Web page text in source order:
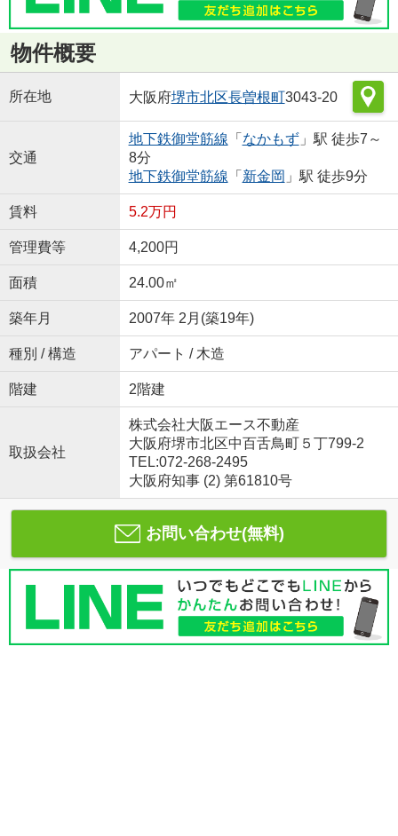
物件概要
所在地 大阪府堺市北区長曽根町3043-20
交通
地下鉄御堂筋線 「 なかもず」駅 徒歩7～
8分
地下鉄御堂筋線 「 新金岡 」駅 徒歩9分
賃料 5.2万円
管理費等 4,200円
面積 24.00㎡
築年月 2007年 2月(築19年)
種別 / 構造 アパート / 木造
階建 2階建
取扱会社
株式会社大阪エース不動産
大阪府堺市北区中百舌鳥町５丁799-2
TEL:072-268-2495
大阪府知事 (2) 第61810号
お問い合わせ(無料)